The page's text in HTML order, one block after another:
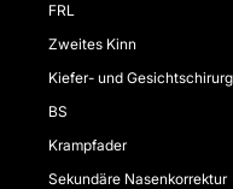
FRL
Zweites Kinn
Kiefer- und
BS
Krampfader
Sekundäre Nasenkorrektur